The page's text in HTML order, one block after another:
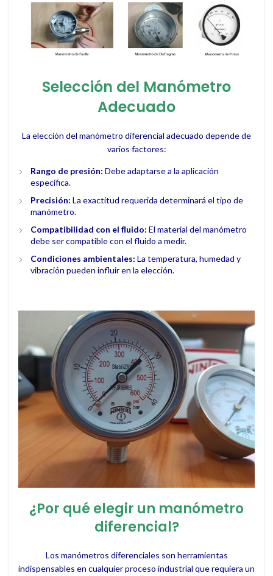
Selección del Manómetro
Adecuado
La elección del manómetro diferencial adecuado depende de
varios factores:
Rango de presión: Debe adaptarse a la aplicación
específica.
Precisión: La exactitud requerida determinará el tipo de
manómetro.
Compatibilidad con el fluido: El material del manómetro
debe ser compatible con el fluido a medir.
Condiciones ambientales: La temperatura, humedad y
vibración pueden influir en la elección.
¿Por qué elegir un manómetro
diferencial?
Los manómetros diferenciales son herramientas
indispensables en cualquier proceso industrial que requiera un